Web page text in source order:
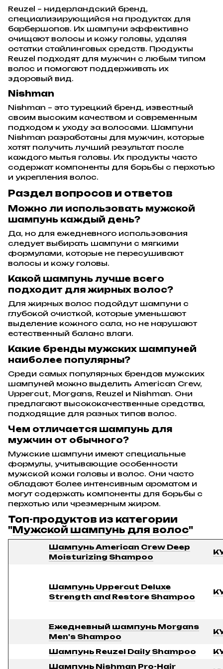
Reuzel – нидерландский бренд,
специализирующийся на продуктах для
барбершопов. Их шампуни эффективно
очищают волосы и кожу головы, удаляя
остатки стайлинговых средств. Продукты
Reuzel подходят для мужчин с любым типом
волос и помогают поддерживать их
здоровый вид.
Nishman
Nishman – это турецкий бренд, известный
своим высоким качеством и современным
подходом к уходу за волосами. Шампуни
Nishman разработаны для мужчин, которые
хотят получить лучший результат после
каждого мытья головы. Их продукты часто
содержат компоненты для борьбы с перхотью
и укрепления волос.
Раздел вопросов и ответов
Можно ли использовать мужской
шампунь каждый день?
Да, но для ежедневного использования
следует выбирать шампуни с мягкими
формулами, которые не пересушивают
волосы и кожу головы.
Какой шампунь лучше всего
подходит для жирных волос?
Для жирных волос подойдут шампуни с
глубокой очисткой, которые уменьшают
выделение кожного сала, но не нарушают
естественный баланс влаги.
Какие бренды мужских шампуней
наиболее популярны?
Среди самых популярных брендов мужских
шампуней можно выделить American Crew,
Uppercut, Morgans, Reuzel и Nishman. Они
предлагают высококачественные средства,
подходящие для разных типов волос.
Чем отличается шампунь для
мужчин от обычного?
Мужские шампуни имеют специальные
формулы, учитывающие особенности
мужской кожи головы и волос. Они часто
обладают более интенсивным ароматом и
могут содержать компоненты для борьбы с
перхотью или чрезмерным жиром.
Топ-продуктов из категории
"Мужской шампунь для волос"
Шампунь American Crew Deep
Moisturizing Shampoo
Шампунь Uppercut Deluxe
Strength and Restore Shampoo
Ежедневный шампунь Morgans
Men's Shampoo
Шампунь Reuzel Daily Shampoo
Шампунь Nishman Pro-Hair